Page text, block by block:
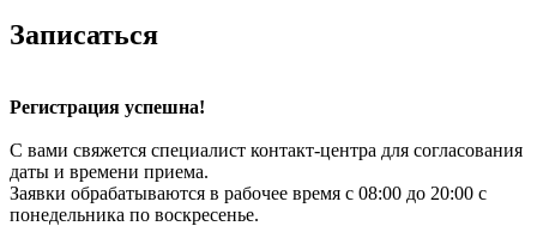
Записаться
Регистрация успешна!
С вами свяжется специалист контакт-центра для согласования
даты и времени приема.
Заявки обрабатываются в рабочее время с 08:00 до 20:00 с
понедельника по воскресенье.